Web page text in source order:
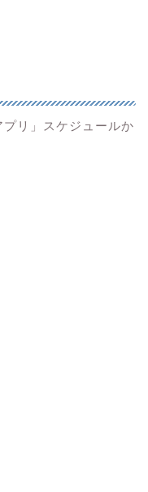
リ」スケジュールか